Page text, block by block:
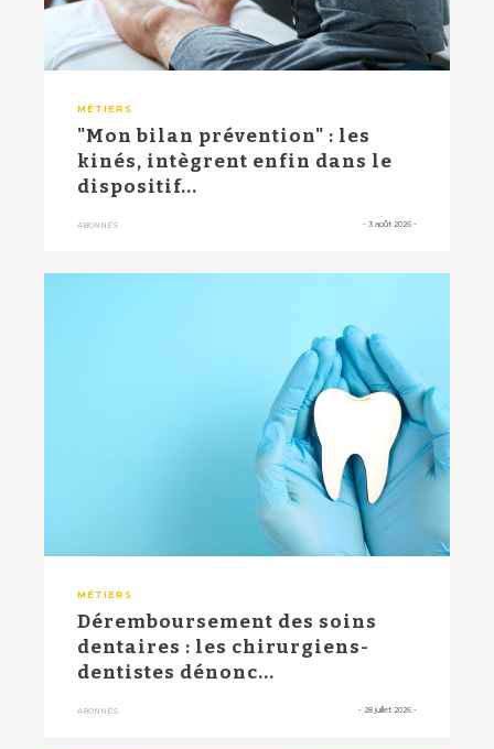
MÉTIERS
"Mon bilan prévention" : les
kinés, intègrent enfin dans le
dispositif...
ABONNÉS - 3 août 2026 -
MÉTIERS
Déremboursement des soins
dentaires : les chirurgiens-
dentistes dénonc...
ABONNÉS - 28 juillet 2026 -